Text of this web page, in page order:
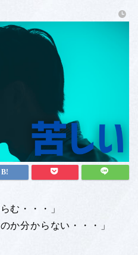
む・・・」
か分からない・・・」